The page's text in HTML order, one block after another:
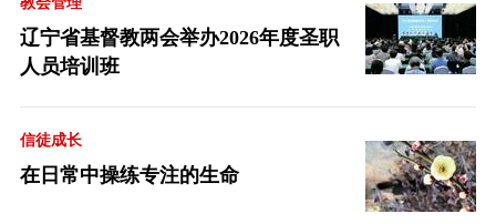
辽宁省基督教两会举办2026年度圣职
人员培训班
信徒成长
在日常中操练专注的生命